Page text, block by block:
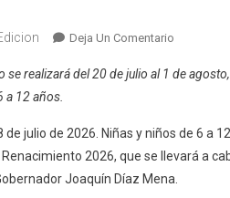
Deja Un Comentario
A
Niñas
Y
Niños
se realizará del 20 de julio al 1 de
a 12 años.
de julio de 2026. Niñas y niños de 6
2026, que se llevará a
Joaquín Díaz Mena.